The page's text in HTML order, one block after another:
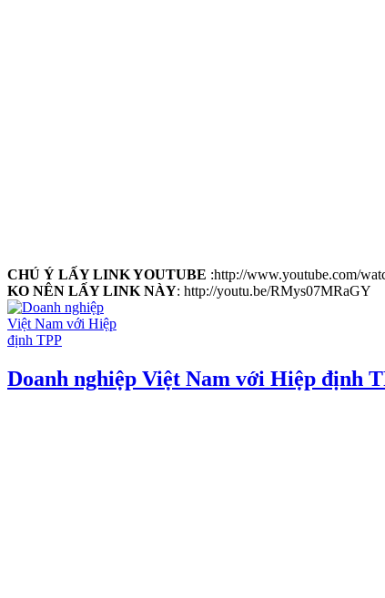
CHÚ Ý LẤY LINK YOUTUBE :http://www.youtube.com/
KO NÊN LẤY LINK NÀY: http://youtu.be/RMys07MRaGY
Doanh nghiệp Việt Nam với Hiệp định